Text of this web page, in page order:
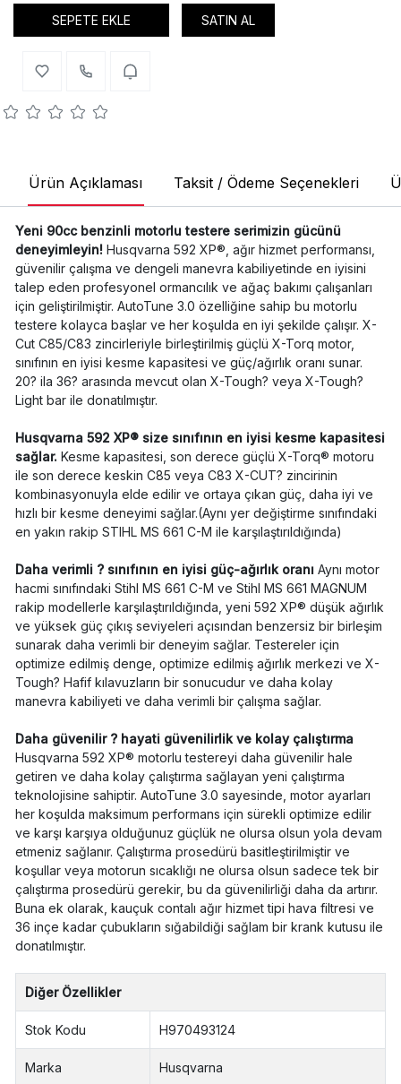
SEPETE EKLE SATIN AL
Ürün Açıklaması Taksit / Ödeme Seçenekleri
Yeni 90cc benzinli motorlu testere serimizin gücünü
deneyimleyin! Husqvarna 592 XP®, ağır hizmet performansı,
güvenilir çalışma ve dengeli manevra kabiliyetinde en iyisini
talep eden profesyonel ormancılık ve ağaç bakımı çalışanları
için geliştirilmiştir. AutoTune 3.0 özelliğine sahip bu motorlu
testere kolayca başlar ve her koşulda en iyi şekilde çalışır. X-
Cut C85/C83 zincirleriyle birleştirilmiş güçlü X-Torq motor,
sınıfının en iyisi kesme kapasitesi ve güç/ağırlık oranı sunar.
20? ila 36? arasında mevcut olan X-Tough? veya X-Tough?
Light bar ile donatılmıştır.
Husqvarna 592 XP® size sınıfının en iyisi kesme kapasitesi
sağlar. Kesme kapasitesi, son derece güçlü X-Torq® motoru
ile son derece keskin C85 veya C83 X-CUT? zincirinin
kombinasyonuyla elde edilir ve ortaya çıkan güç, daha iyi ve
hızlı bir kesme deneyimi sağlar.(Aynı yer değiştirme sınıfındaki
en yakın rakip STIHL MS 661 C-M ile karşılaştırıldığında)
Daha verimli ? sınıfının en iyisi güç-ağırlık oranı Aynı motor
hacmi sınıfındaki Stihl MS 661 C-M ve Stihl MS 661 MAGNUM
rakip modellerle karşılaştırıldığında, yeni 592 XP® düşük ağırlık
ve yüksek güç çıkış seviyeleri açısından benzersiz bir birleşim
sunarak daha verimli bir deneyim sağlar. Testereler için
optimize edilmiş denge, optimize edilmiş ağırlık merkezi ve X-
Tough? Hafif kılavuzların bir sonucudur ve daha kolay
manevra kabiliyeti ve daha verimli bir çalışma sağlar.
Daha güvenilir ? hayati güvenilirlik ve kolay çalıştırma
Husqvarna 592 XP® motorlu testereyi daha güvenilir hale
getiren ve daha kolay çalıştırma sağlayan yeni çalıştırma
teknolojisine sahiptir. AutoTune 3.0 sayesinde, motor ayarları
her koşulda maksimum performans için sürekli optimize edilir
ve karşı karşıya olduğunuz güçlük ne olursa olsun yola devam
etmeniz sağlanır. Çalıştırma prosedürü basitleştirilmiştir ve
koşullar veya motorun sıcaklığı ne olursa olsun sadece tek bir
çalıştırma prosedürü gerekir, bu da güvenilirliği daha da artırır.
Buna ek olarak, kauçuk contalı ağır hizmet tipi hava filtresi ve
36 inçe kadar çubukların sığabildiği sağlam bir krank kutusu ile
donatılmıştır.
Diğer Özellikler
Stok Kodu H970493124
Marka Husqvarna